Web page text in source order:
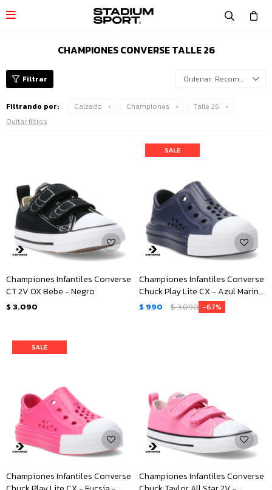

CHAMPIONES CONVERSE TALLE 26
Recomendados
Filtrando por: Calzado Championes
Talle 26
Quitar filtros
Championes Infantiles Converse
CT 2V OX Bebe - Negro
$ 3.090
Championes Infantiles Converse
Chuck Play Lite CX - Azul Marino
- Blanco
$ 990 $3.090 67
Championes Infantiles Converse
Championes Infantiles Converse